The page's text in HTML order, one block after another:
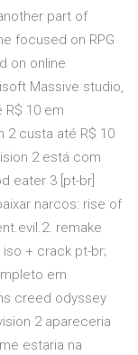
part of
focused on RPG
on online
Massive studio,
R$ 10 em
2 custa até R$ 10
2 está com
eater 3 [pt-br]
narcos: rise of
remake
+ crack pt-br;
em
creed odyssey
2 apareceria
estaria na